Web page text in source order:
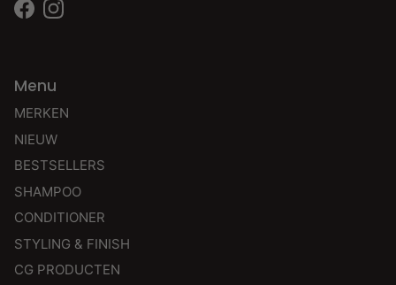
FacebookInstagram
Menu
MERKEN
NIEUW
BESTSELLERS
SHAMPOO
CONDITIONER
STYLING & FINISH
CG PRODUCTEN